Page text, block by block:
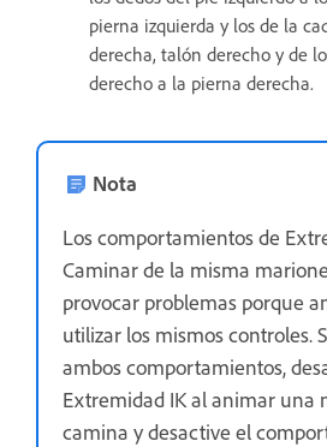
pierna izquierda y los de la
derecha, talón derecho y de
derecho a la pierna derecha.
Nota
Los comportamientos de
Caminar de la misma
provocar problemas porque
utilizar los mismos controles.
ambos comportamientos,
Extremidad IK al animar una
camina y desactive el